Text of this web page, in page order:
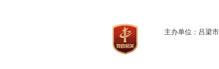
主办单位：吕梁